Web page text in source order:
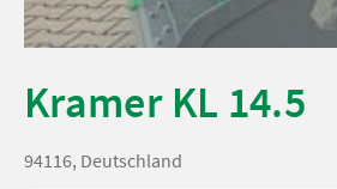
Kramer KL 14.5
94116, Deutschland